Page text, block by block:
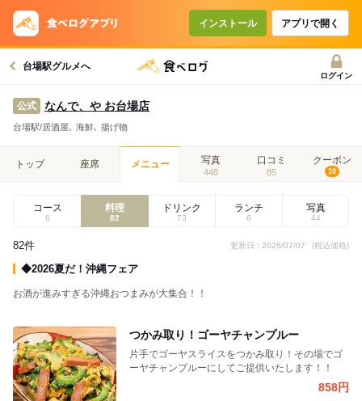
インストール アプリで開く
台場駅グルメへ
ログイン
公式 なんで、や お台場店
台場駅/居酒屋､ 海鮮､ 揚げ物
トップ 座席 メニュー 写真
446
口コミ
85
クーポン
10
コース
6
料理
82
ドリンク
73
ランチ
6
写真
44
82件 更新日 : 2026/07/07 (税込価格)
◆2026夏だ！沖縄フェア
お酒が進みすぎる沖縄おつまみが大集合！！
つかみ取り！ゴーヤチャンプルー
片手でゴーヤスライスをつかみ取り！その場でゴ
ーヤチャンプルーにしてご提供いたします！！
858円